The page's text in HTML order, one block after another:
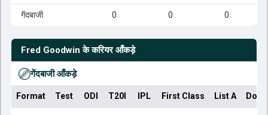
गेंदबाजी 0 0 0
Fred Goodwin के करियर आँकड़े
गेंदबाजी आँकड़े
Format Test ODI T20I IPL First Class List A